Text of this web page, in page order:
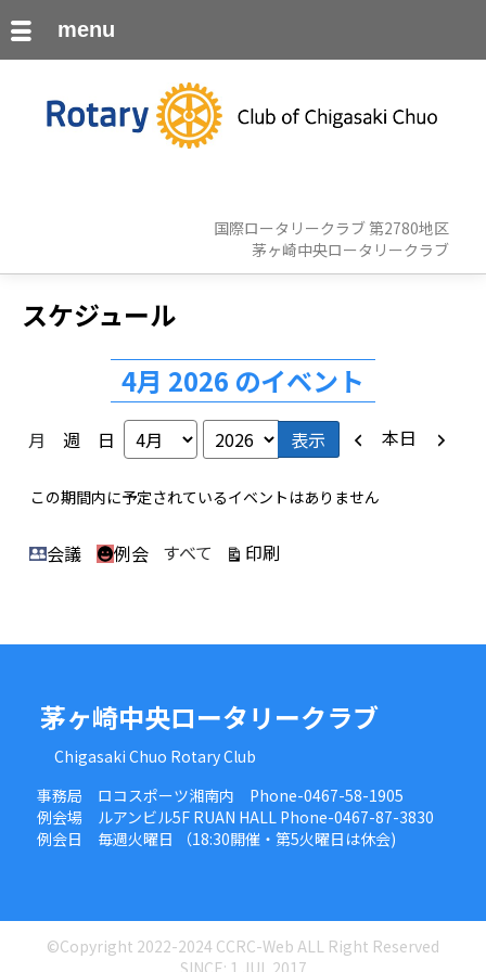
国際ロータリークラブ 第2780地区
茅ヶ崎中央ロータリークラブ
スケジュール
4月 2026 のイベント
月 週 日 月年
前本日
次
この期間内に予定されているイベントはありません
カ
ー
会議 例会 すべて 印刷
茅ヶ崎中央ロータリークラブ
Chigasaki Chuo Rotary Club
事務局 ロコスポーツ湘南内 Phone-0467-58-1905
例会場 ルアンビル5F RUAN HALL Phone-0467-87-3830
例会日 毎週火曜日 （18:30開催・第5火曜日は休会)
©Copyright 2022-2024 CCRC-Web ALL Right Reserved
menu